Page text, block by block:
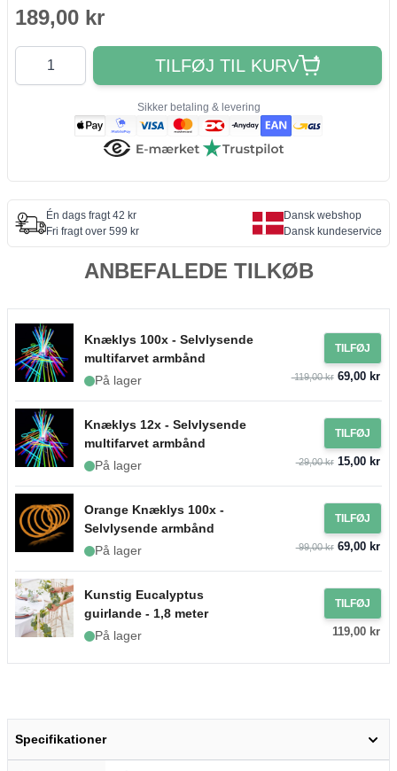
189,00 kr
Antal
TILFØJ TIL KURV
Sikker betaling & levering
Én dags fragt 42 kr
Fri fragt over 599 kr
Dansk webshop
Dansk kundeservice
ANBEFALEDE TILKØB
Knæklys 100x - Selvlysende
multifarvet armbånd
På lager
TILFØJ
119,00 kr69,00 kr
Knæklys 12x - Selvlysende
multifarvet armbånd
På lager
TILFØJ
29,00 kr15,00 kr
Orange Knæklys 100x -
Selvlysende armbånd
På lager
TILFØJ
99,00 kr69,00 kr
Kunstig Eucalyptus
guirlande - 1,8 meter
På lager
TILFØJ
119,00 kr
Specifikationer